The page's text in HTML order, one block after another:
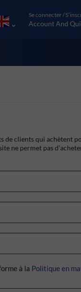
Se connecter /
Account And
de clients qui achètent
ne permet pas
à la Politique en